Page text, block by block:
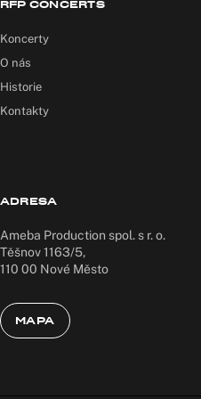
RFP CONCERTS
Koncerty
O nás
Historie
Kontakty
ADRESA
Ameba Production spol. s r. o.
Těšnov 1163/5,
110 00 Nové Město
MAPA